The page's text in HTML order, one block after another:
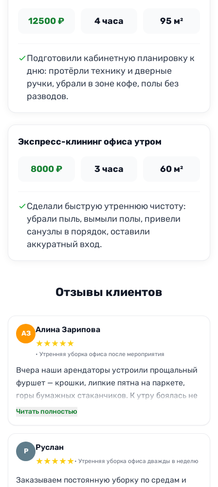
12500 ₽ 4 часа 95 м²
Подготовили кабинетную планировку к
дню: протёрли технику и дверные
ручки, убрали в зоне кофе, полы без
разводов.
Экспресс-клининг офиса утром
8000 ₽ 3 часа 60 м²
Сделали быструю утреннюю чистоту:
убрали пыль, вымыли полы, привели
санузлы в порядок, оставили
аккуратный вход.
Отзывы клиентов
АЗ Алина Зарипова
★★★★★
• Утренняя уборка офиса после мероприятия
Вчера наши арендаторы устроили прощальный
фуршет — крошки, липкие пятна на паркете,
горы бумажных стаканчиков. К утру боялась не
успеть к приходу сотрудников. Бригада
выветрили, мусор вынесли. Офис сияет, можно
работать.
Читать полностью
Р Руслан
★★★★★• Утренняя уборка офиса дважды в неделю
Заказываем постоянную уборку по средам и